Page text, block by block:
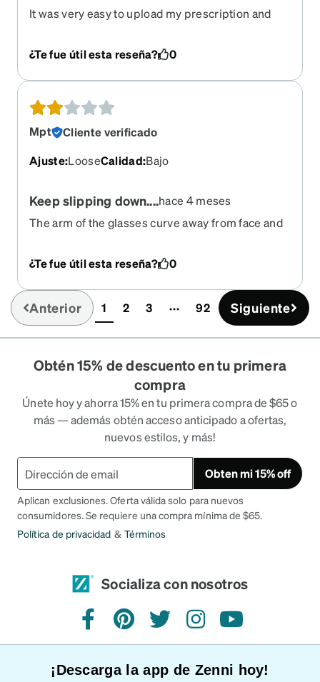
It was very easy to upload my prescription and
¿Te fue útil esta reseña? 0
Mpt
Cliente verificado
Ajuste:LooseCalidad:Bajo
Keep slipping down....hace 4 meses
The arm of the glasses curve away from face and
constantly slipping down nose.
¿Te fue útil esta reseña? 0
Anterior 1(current)
2 3 92 Siguiente
Obtén 15% de descuento en tu primera
compra
Únete hoy y ahorra 15% en tu primera compra de $65 o
más — además obtén acceso anticipado a ofertas,
nuevos estilos, y más!
Obten mi 15% off
Aplican exclusiones. Oferta válida solo para nuevos
consumidores. Se requiere una compra mínima de $65.
Política de privacidad & Términos
Socializa con nosotros
FacebookPinterestTwitterInstagramYouTube
¡Descarga la app de Zenni hoy!